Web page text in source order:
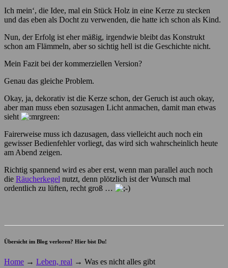
Ich mein‘, die Idee, mal ein Stück Holz in eine Kerze zu stecken
und das eben als Docht zu verwenden, die hatte ich schon als Kind.
Nun, der Erfolg ist eher mäßig, irgendwie bleibt das Konstrukt
schon am Flämmeln, aber so sichtig hell ist die Geschichte nicht.
Mein Fazit bei der kommerziellen Version?
Genau das gleiche Problem.
Okay, ja, dekorativ ist die Kerze schon, der Geruch ist auch okay,
aber man muss eben sozusagen Licht anmachen, damit man etwas
sieht
Fairerweise muss ich dazusagen, dass vielleicht auch noch ein
gewisser Bedienfehler vorliegt, das wird sich wahrscheinlich heute
am Abend zeigen.
Richtig spannend wird es aber erst, wenn man parallel auch noch
die Räucherkegel nutzt, denn plötzlich ist der Wunsch mal
ordentlich zu lüften, recht groß …
Übersicht im Blog verloren? Hier bist Du!
Home → Leben, real → Was es nicht alles gibt